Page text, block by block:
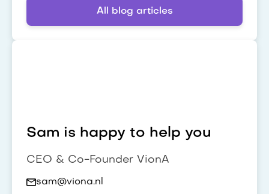
All blog articles
Sam is happy to help you
CEO & Co-Founder VionA
sam@viona.nl